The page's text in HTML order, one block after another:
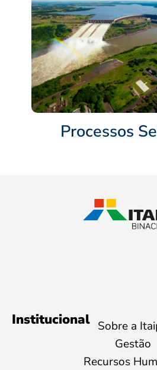
Processos
Institucional Sobre a
Gestão
Recursos